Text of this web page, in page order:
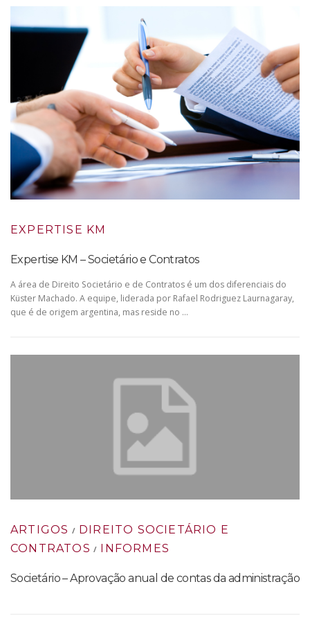
EXPERTISE KM
Expertise KM – Societário e Contratos
A área de Direito Societário e de Contratos é um dos diferenciais do
Küster Machado. A equipe, liderada por Rafael Rodriguez Laurnagaray,
que é de origem argentina, mas reside no …
ARTIGOS / DIREITO SOCIETÁRIO E
CONTRATOS / INFORMES
Societário – Aprovação anual de contas da administração